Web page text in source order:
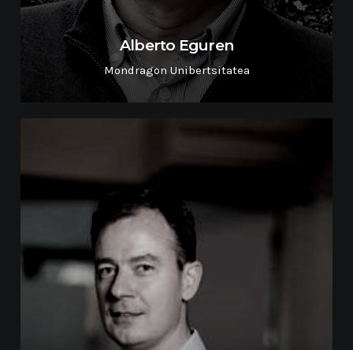
Alberto Eguren
Mondragon Unibertsitatea